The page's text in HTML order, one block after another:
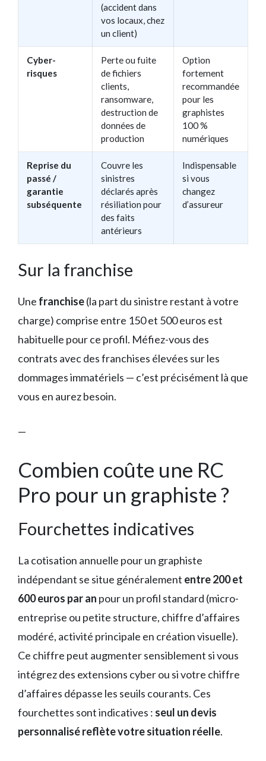
(accident dans
vos locaux, chez
un client)
Cyber-
risques
Perte ou fuite
de fichiers
clients,
ransomware,
destruction de
données de
production
Option
fortement
recommandée
pour les
graphistes
100 %
numériques
Reprise du
passé /
garantie
subséquente
Couvre les
sinistres
déclarés après
résiliation pour
des faits
antérieurs
Indispensable
si vous
changez
d’assureur
Sur la franchise
Une franchise(la part du sinistre restant à votre
charge) comprise entre 150 et 500 euros est
habituelle pour ce profil. Méfiez-vous des
contrats avec des franchises élevées sur les
dommages immatériels — c’est précisément là que
vous en aurez besoin.
—
Combien coûte une RC
Pro pour un graphiste ?
Fourchettes indicatives
La cotisation annuelle pour un graphiste
indépendant se situe généralement entre 200 et
600 euros par an pour un profil standard (micro-
entreprise ou petite structure, chiffre d’affaires
modéré, activité principale en création visuelle).
Ce chiffre peut augmenter sensiblement si vous
intégrez des extensions cyber ou si votre chiffre
d’affaires dépasse les seuils courants. Ces
fourchettes sont indicatives : seul un devis
personnalisé reflète votre situation réelle.